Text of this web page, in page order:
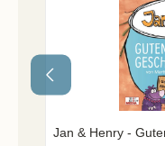
Jan & Henry -